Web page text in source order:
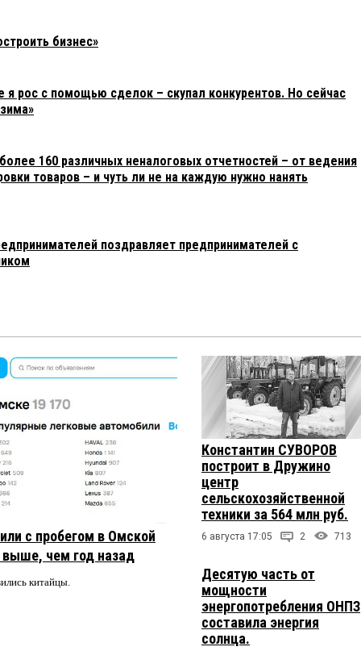
бизнес»
рос с помощью сделок – скупал конкурентов. Но сейчас
160 различных неналоговых отчетностей – от ведения
товаров – и чуть ли не на каждую нужно нанять
поздравляет предпринимателей с
с пробегом в Омской
выше, чем год назад
китайцы.
Константин СУВОРОВ
построит в Дружино
центр
сельскохозяйственной
техники за 564 млн руб.
6 августа 17:05 2 713
Десятую часть от
мощности
энергопотребления ОНПЗ
составила энергия
солнца.